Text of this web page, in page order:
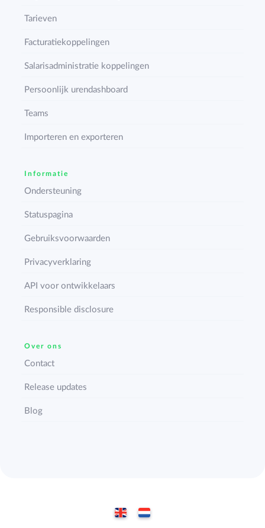
Tarieven
Facturatiekoppelingen
Salarisadministratie koppelingen
Persoonlijk urendashboard
Teams
Importeren en exporteren
Informatie
Ondersteuning
Statuspagina
Gebruiksvoorwaarden
Privacyverklaring
API voor ontwikkelaars
Responsible disclosure
Over ons
Contact
Release updates
Blog